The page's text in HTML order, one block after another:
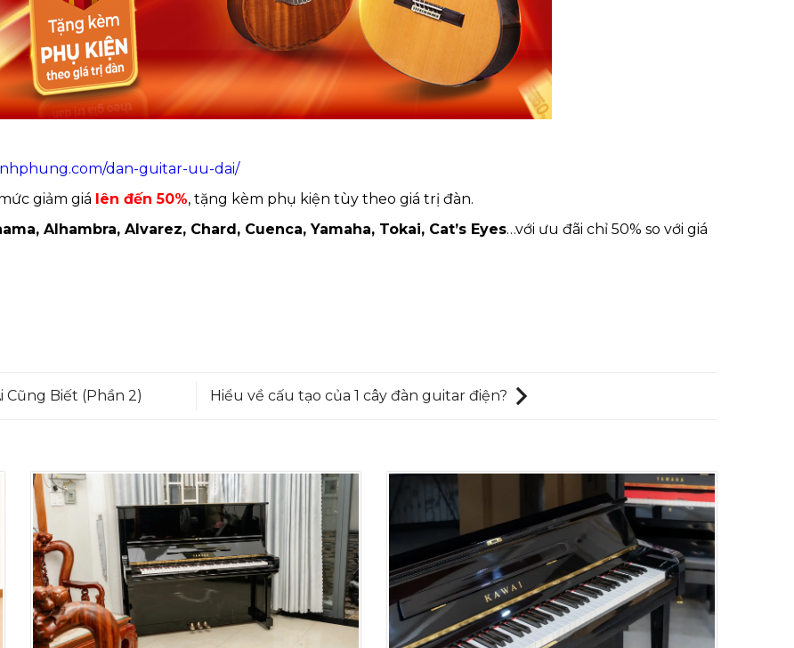
dan-guitar-uu-dai/
giảm giá lên đến 50%, tặng kèm phụ kiện tùy theo giá trị đàn.
Alhambra, Alvarez, Chard, Cuenca, Yamaha, Tokai, Cat’s Eyes…với ưu đãi chỉ 50% so với giá
Cũng Biết (Phần 2) Hiểu về cấu tạo của 1 cây đàn guitar điện?